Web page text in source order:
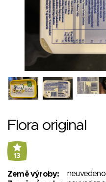
Flora original
13
Země výroby:
neuvedeno